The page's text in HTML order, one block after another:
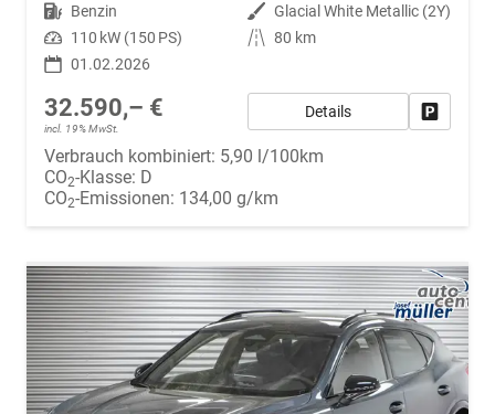
Kraftstoff Benzin Außenfarbe Glacial White Metallic (2Y)
Leistung 110 kW (150 PS) Kilometerstand 80 km
01.02.2026
32.590,– €
incl. 19% MwSt.
Details
Verbrauch kombiniert: 5,90 l/100km
CO2-Klasse: D
CO2-Emissionen: 134,00 g/km